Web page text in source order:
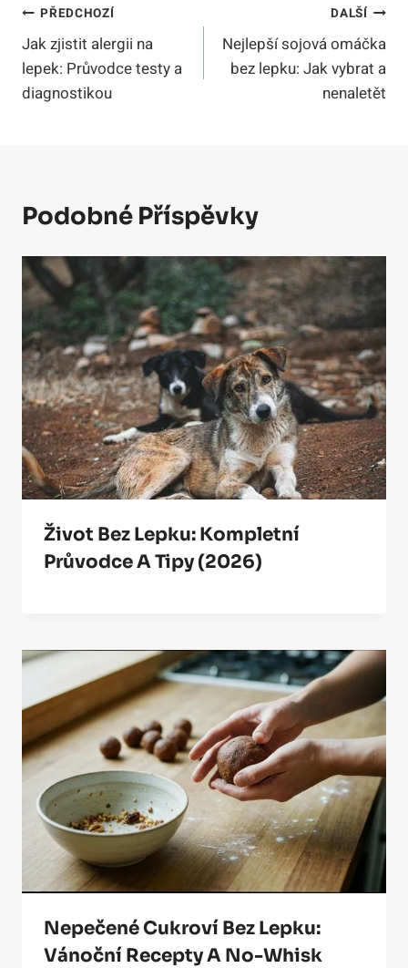
Navigace
Pro
Příspěvek
PŘEDCHOZÍ
Jak zjistit alergii na
lepek: Průvodce testy a
diagnostikou
DALŠÍ
Nejlepší sojová omáčka
bez lepku: Jak vybrat a
nenaletět
Podobné Příspěvky
Život Bez Lepku: Kompletní
Průvodce A Tipy (2026)
Nepečené Cukroví Bez Lepku:
Vánoční Recepty A No-Whisk